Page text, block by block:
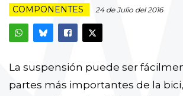
COMPONENTES 24 de Julio del 2016
La suspensión puede ser
partes más importantes de la